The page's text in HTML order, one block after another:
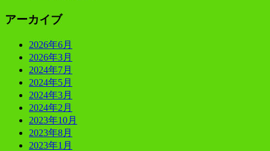
アーカイブ
2026年6月
2026年3月
2024年7月
2024年5月
2024年3月
2024年2月
2023年10月
2023年8月
2023年1月